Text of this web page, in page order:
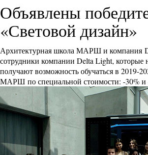
Объявлены
«Световой дизайн»
Архитектурная школа МАРШ и компания
сотрудники компании Delta Light, которые
получают возможность обучаться в 2019-
МАРШ по специальной стоимости: -30% и